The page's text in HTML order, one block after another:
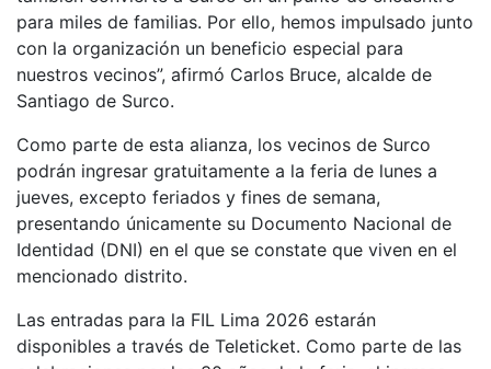
para miles de familias. Por ello, hemos impulsado junto
con la organización un beneficio especial para
nuestros vecinos”, afirmó Carlos Bruce, alcalde de
Santiago de Surco.
Como parte de esta alianza, los vecinos de Surco
podrán ingresar gratuitamente a la feria de lunes a
jueves, excepto feriados y fines de semana,
presentando únicamente su Documento Nacional de
Identidad (DNI) en el que se constate que viven en el
mencionado distrito.
Las entradas para la FIL Lima 2026 estarán
disponibles a través de Teleticket. Como parte de las